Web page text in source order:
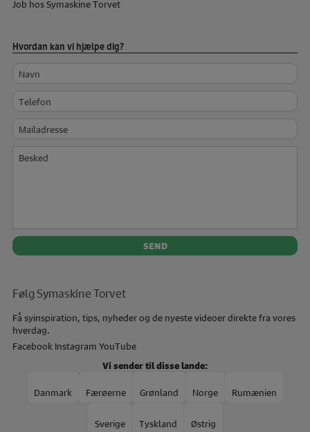
Job hos Symaskine Torvet
Hvordan kan vi hjælpe dig?
Navn
Telefon
Mailadresse
Besked
Følg Symaskine Torvet
Få syinspiration, tips, nyheder og de nyeste videoer direkte fra vores
hverdag.
Facebook Instagram YouTube
Vi sender til disse lande:
Danmark Færøerne Grønland Norge Rumænien
Sverige Tyskland Østrig